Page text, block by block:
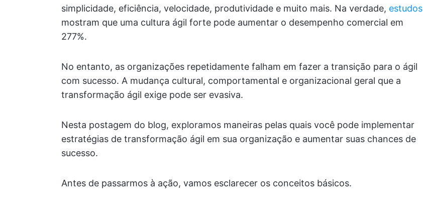
simplicidade, eficiência, velocidade, produtividade e muito mais. Na verdade, estudos
mostram que uma cultura ágil forte pode aumentar o desempenho comercial em
277%.
No entanto, as organizações repetidamente falham em fazer a transição para o ágil
com sucesso. A mudança cultural, comportamental e organizacional geral que a
transformação ágil exige pode ser evasiva.
Nesta postagem do blog, exploramos maneiras pelas quais você pode implementar
estratégias de transformação ágil em sua organização e aumentar suas chances de
sucesso.
Antes de passarmos à ação, vamos esclarecer os conceitos básicos.